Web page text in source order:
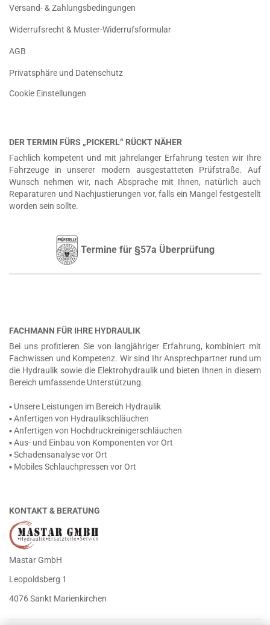
Versand- & Zahlungsbedingungen
Widerrufsrecht & Muster-Widerrufsformular
AGB
Privatsphäre und Datenschutz
Cookie Einstellungen
DER TERMIN FÜRS „PICKERL“ RÜCKT NÄHER
Fachlich kompetent und mit jahrelanger Erfahrung testen wir Ihre
Fahrzeuge in unserer modern ausgestatteten Prüfstraße. Auf
Wunsch nehmen wir, nach Absprache mit Ihnen, natürlich auch
Reparaturen und Nachjustierungen vor, falls ein Mangel festgestellt
worden sein sollte.
Termine für §57a Überprüfung
FACHMANN FÜR IHRE HYDRAULIK
Bei uns profitieren Sie von langjähriger Erfahrung, kombiniert mit
Fachwissen und Kompetenz. Wir sind Ihr Ansprechpartner rund um
die Hydraulik sowie die Elektrohydraulik und bieten Ihnen in diesem
Bereich umfassende Unterstützung.
▪ Unsere Leistungen im Bereich Hydraulik
▪ Anfertigen von Hydraulikschläuchen
▪ Anfertigen von Hochdruckreinigerschläuchen
▪ Aus- und Einbau von Komponenten vor Ort
▪ Schadensanalyse vor Ort
▪ Mobiles Schlauchpressen vor Ort
KONTAKT & BERATUNG
Mastar GmbH
Leopoldsberg 1
4076 Sankt Marienkirchen